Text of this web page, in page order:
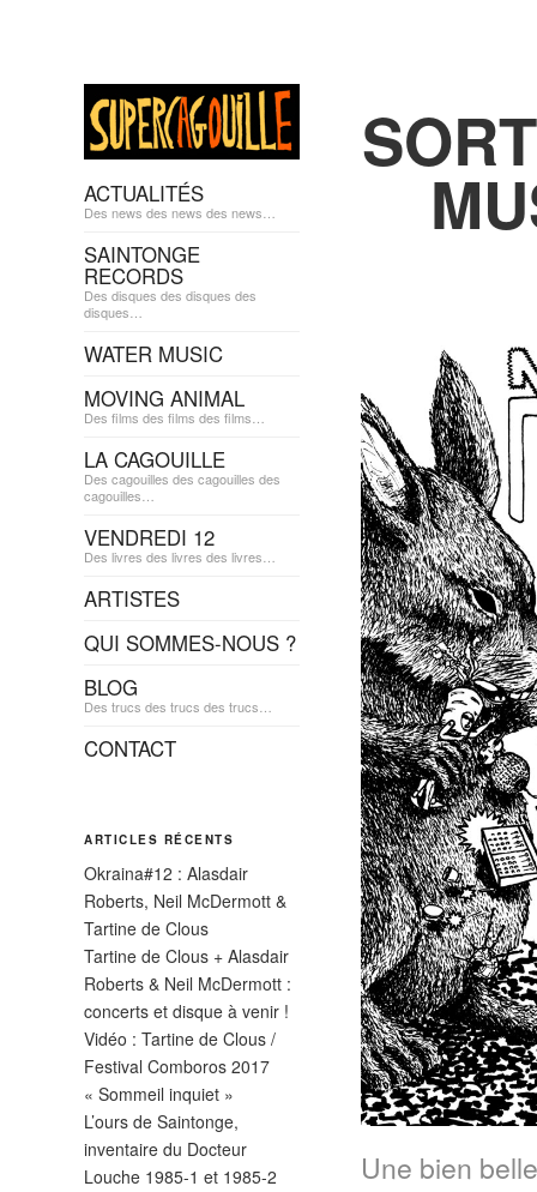
Une bien
ACTUALITÉS
Des news des news des news…
SAINTONGE
RECORDS
Des disques des disques des
disques…
WATER MUSIC
MOVING ANIMAL
Des films des films des films…
LA CAGOUILLE
Des cagouilles des cagouilles des
cagouilles…
VENDREDI 12
Des livres des livres des livres…
ARTISTES
QUI SOMMES-NOUS ?
BLOG
Des trucs des trucs des trucs…
CONTACT
ARTICLES RÉCENTS
Okraina#12 : Alasdair
Roberts, Neil McDermott &
Tartine de Clous
Tartine de Clous + Alasdair
Roberts & Neil McDermott :
concerts et disque à venir !
Vidéo : Tartine de Clous /
Festival Comboros 2017
« Sommeil inquiet »
L’ours de Saintonge,
inventaire du Docteur
Louche 1985-1 et 1985-2